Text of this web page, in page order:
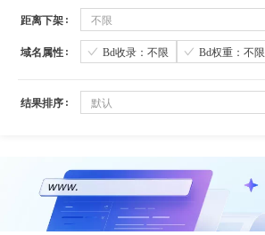
距离下架 不限
域名属性 Bd收录：不限 Bd权重：不限
结果排序 默认